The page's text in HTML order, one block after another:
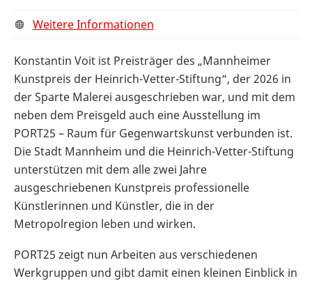
Weitere Informationen
Konstantin Voit ist Preisträger des „Mannheimer
Kunstpreis der Heinrich-Vetter-Stiftung“, der 2026 in
der Sparte Malerei ausgeschrieben war, und mit dem
neben dem Preisgeld auch eine Ausstellung im
PORT25 – Raum für Gegenwartskunst verbunden ist.
Die Stadt Mannheim und die Heinrich-Vetter-Stiftung
unterstützen mit dem alle zwei Jahre
ausgeschriebenen Kunstpreis professionelle
Künstlerinnen und Künstler, die in der
Metropolregion leben und wirken.
PORT25 zeigt nun Arbeiten aus verschiedenen
Werkgruppen und gibt damit einen kleinen Einblick in